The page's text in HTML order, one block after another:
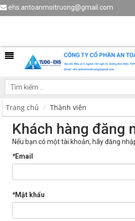
ehs.antoanmoitruong@gmail.com
Trang chủ Thành viên
Khách hàng đăng
Nếu bạn có một tài khoản, hãy đăng
*Email
*Mật khẩu